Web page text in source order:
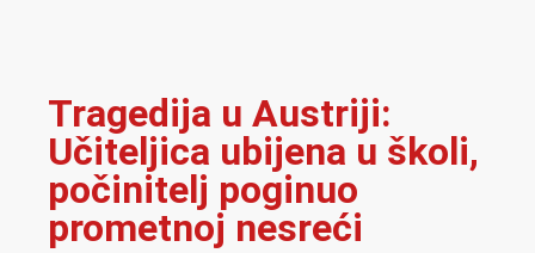
Tragedija u Austriji:
Učiteljica ubijena u školi,
počinitelj poginuo
prometnoj nesreći